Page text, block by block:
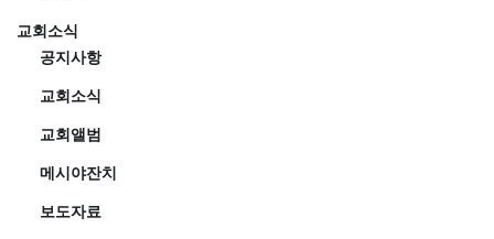
교회소식
공지사항
교회소식
교회앨범
메시야잔치
보도자료